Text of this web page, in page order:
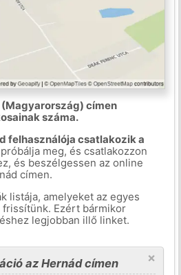
címen
száma.
felhasználója csatlakozik a
meg, és csatlakozzon
és beszélgessen az online
címen.
listája, amelyeket az egyes
Ezért bármikor
legjobban illő linket.
×
az Hernád címen